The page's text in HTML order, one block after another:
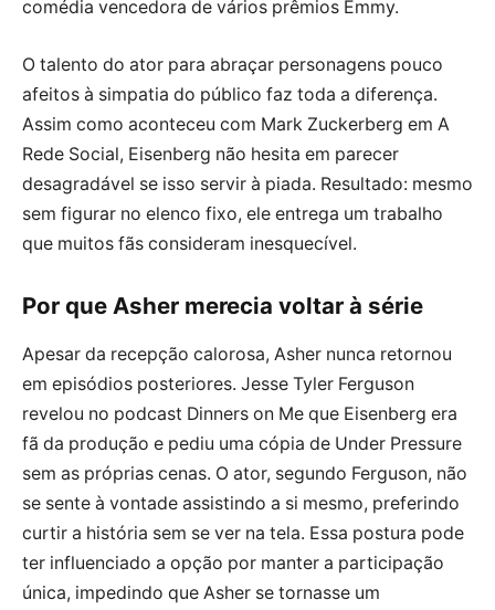
comédia vencedora de vários prêmios Emmy.
O talento do ator para abraçar personagens pouco
afeitos à simpatia do público faz toda a diferença.
Assim como aconteceu com Mark Zuckerberg em A
Rede Social, Eisenberg não hesita em parecer
desagradável se isso servir à piada. Resultado: mesmo
sem figurar no elenco fixo, ele entrega um trabalho
que muitos fãs consideram inesquecível.
Por que Asher merecia voltar à série
Apesar da recepção calorosa, Asher nunca retornou
em episódios posteriores. Jesse Tyler Ferguson
revelou no podcast Dinners on Me que Eisenberg era
fã da produção e pediu uma cópia de Under Pressure
sem as próprias cenas. O ator, segundo Ferguson, não
se sente à vontade assistindo a si mesmo, preferindo
curtir a história sem se ver na tela. Essa postura pode
ter influenciado a opção por manter a participação
única, impedindo que Asher se tornasse um